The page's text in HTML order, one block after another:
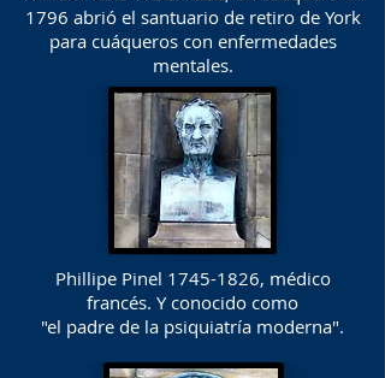
1796 abrió el santuario de retiro de York
para cuáqueros con enfermedades
mentales.
Phillipe Pinel 1745-1826, médico
francés. Y conocido como
"el padre de la psiquiatría moderna".